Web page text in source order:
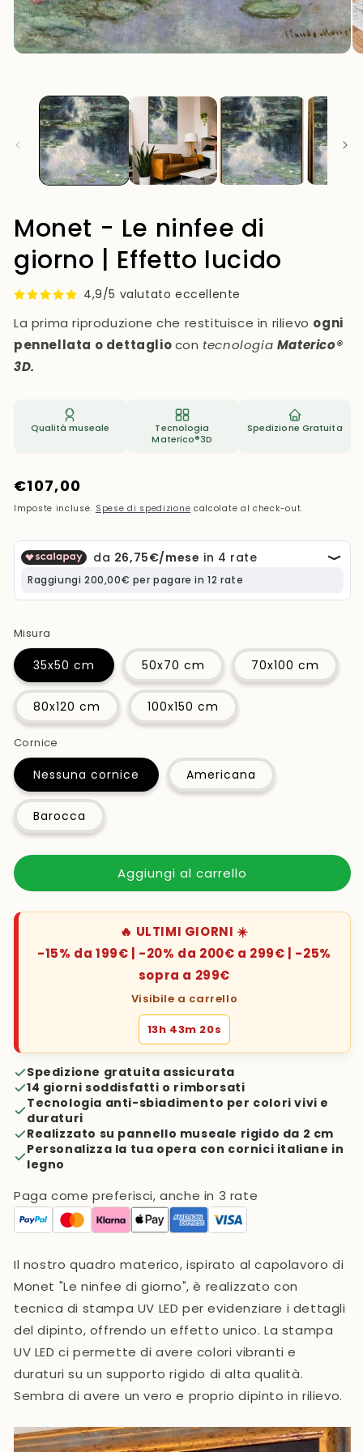
modale
Monet - Le ninfee di
giorno | Effetto lucido
4,9/5 valutato eccellente
La prima riproduzione che restituisce in rilievo ogni
pennellata o dettagliocon tecnologia Materico®
3D.
Qualità museale
Tecnologia
Materico®3D
Spedizione Gratuita
Prezzo
di
€107,00
Imposte incluse. Spese di spedizione calcolate al check-out.
Misura
35x50 cm 50x70 cm 70x100 cm
80x120 cm 100x150 cm
Cornice
Nessuna cornice Americana
Barocca
Aggiungi al carrello
🔥 ULTIMI GIORNI ☀️
-15% da 199€ | -20% da 200€ a 299€ | -25%
sopra a 299€
Visibile a carrello
13h 43m 19s
Spedizione gratuita assicurata
14 giorni soddisfatti o rimborsati
Tecnologia anti-sbiadimento per colori vivi e
duraturi
Realizzato su pannello museale rigido da 2 cm
Personalizza la tua opera con cornici italiane in
legno
Paga come preferisci, anche in 3 rate
Il nostro quadro materico, ispirato al capolavoro di
Monet "Le ninfee di giorno",è realizzato con
tecnica di stampa UV LEDper evidenziare i dettagli
del dipinto, offrendo un effetto unico. La stampa
UV LED ci permette di avere colori vibranti e
duraturi su un supporto rigido di alta qualità.
Sembra di avere un vero e proprio dipinto in rilievo.